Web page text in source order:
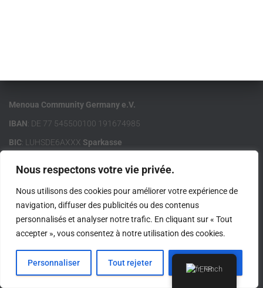
Nous respectons votre vie privée.
Nous utilisons des cookies pour améliorer votre expérience de
navigation, diffuser des publicités ou des contenus
personnalisés et analyser notre trafic. En cliquant sur « Tout
accepter », vous consentez à notre utilisation des cookies.
Personnaliser Tout rejeter Accepter tout
Menoua Community Germany e.V.
IBAN: DE 77 545500100 191674985
BIC: LUHSDE6AXXX Sparkasse
ACCUEIL MCG E.V. MENOUA LIENS IMPORTANTS
CONTACT IMPRESSUM
Hestia | Développé par ThemeIsle
French